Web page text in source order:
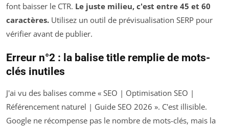
font baisser le CTR. Le juste milieu, c'est entre 45 et 60
caractères. Utilisez un outil de prévisualisation SERP pour
vérifier avant de publier.
Erreur n°2 : la balise title remplie de mots-
clés inutiles
J'ai vu des balises comme « SEO | Optimisation SEO |
Référencement naturel | Guide SEO 2026 ». C'est illisible.
Google ne récompense pas le nombre de mots-clés, mais la